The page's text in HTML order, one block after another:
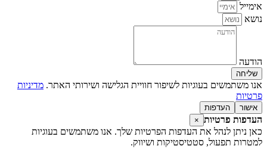
אימייל
נושא
הודעה
שליחה
אנו משתמשים בעוגיות לשיפור חוויית הגלישה ושירותי האתר. מדיניות
פרטיות
אישור העדפות
העדפות פרטיות ×
כאן ניתן לנהל את העדפות הפרטיות שלך. אנו משתמשים בעוגיות
למטרות תפעול, סטטיסטיקות ושיווק.